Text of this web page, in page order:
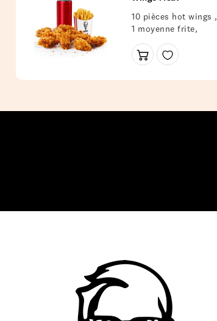
10 pièces hot wings ,
1 moyenne frite,
canette au choix